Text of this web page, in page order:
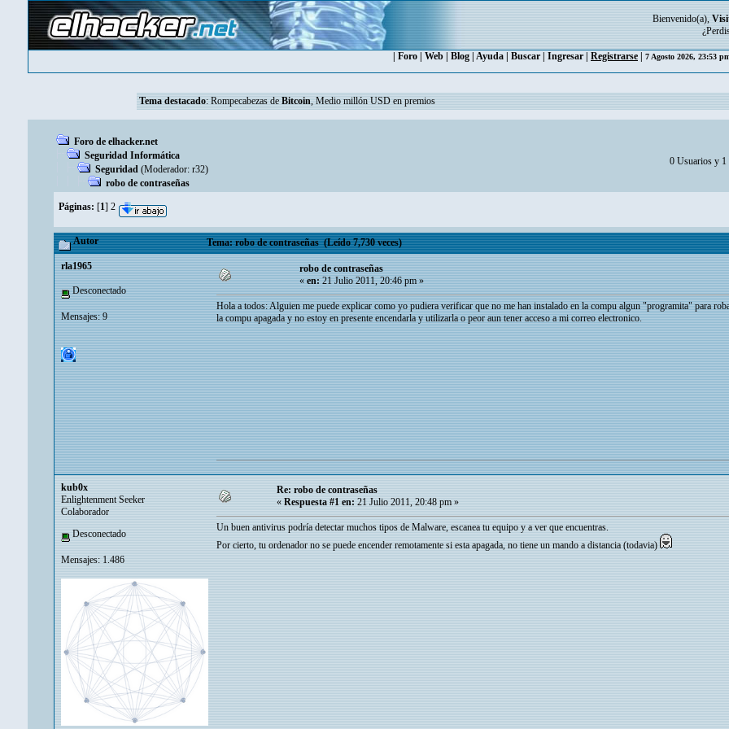
Bienvenido(a),
Foro Web Blog Ayuda Buscar Ingresar Registrarse 7 Agosto 2026, 23:53
Tema destacado: Rompecabezas de Bitcoin, Medio millón USD en premios
Foro de elhacker.net
Seguridad Informática
Seguridad (Moderador: r32)
robo de contraseñas
0 Usuarios y 1
Páginas: [1] 2
Autor Tema: robo de contraseñas (Leído 7,730 veces)
rla1965
Desconectado
Mensajes: 9
robo de contraseñas
«en:21 Julio 2011, 20:46 pm »
Hola a todos: Alguien me puede explicar como yo pudiera verificar que no me han instalado en la compu algun "programita" para
la compu apagada y no estoy en presente encendarla y utilizarla o peor aun tener acceso a mi correo electronico.
kub0x
Enlightenment Seeker
Colaborador
Desconectado
Mensajes: 1.486
Re: robo de contraseñas
« Respuesta #1 en: 21 Julio 2011, 20:48 pm »
Un buen antivirus podría detectar muchos tipos de Malware, escanea tu equipo y a ver que encuentras.
Por cierto, tu ordenador no se puede encender remotamente si esta apagada, no tiene un mando a distancia (todavia)